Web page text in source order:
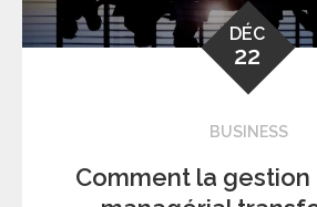
DÉC
22
BUSINESS
Comment la gestion